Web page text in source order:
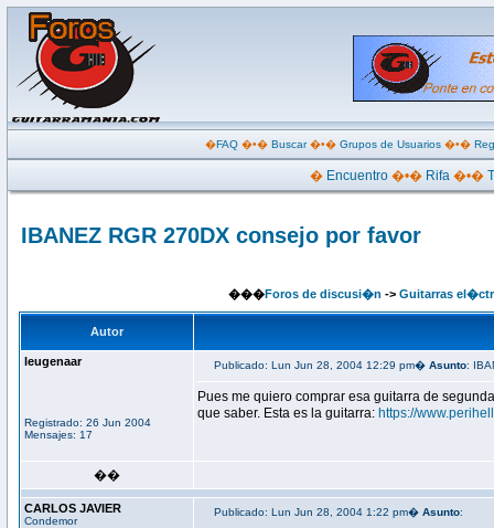
�FAQ�•� Buscar�•� Grupos de Usuarios�•�
� Encuentro �•� Rifa �•�
IBANEZ RGR 270DX consejo por favor
���Foros de discusi�n -> Guitarras
Autor
leugenaar
Registrado: 26 Jun 2004
Mensajes: 17
Publicado: Lun Jun 28, 2004 12:29 pm� Asunto:
Pues me quiero comprar esa guitarra de
que saber. Esta es la guitarra: https://
��
CARLOS JAVIER
Condemor
Publicado: Lun Jun 28, 2004 1:22 pm� Asunto: